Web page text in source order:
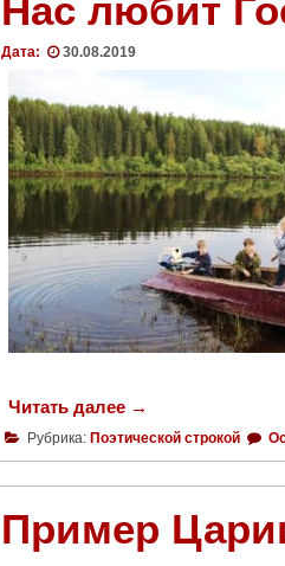
Нас любит
Дата: 30.08.2019
Читать далее "
Н
а
с
ю
→
Рубрика: Поэтической строкой
Пример